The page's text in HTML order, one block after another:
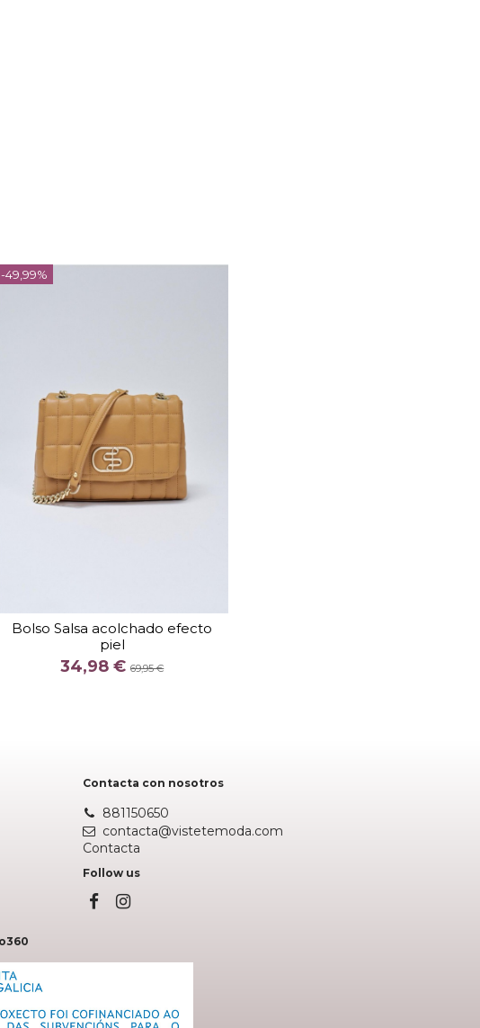
-49,99%
Bolso Salsa acolchado efecto
piel
34,98 €69,95 €
U
COLOR
CAMEL
Contacta con nosotros
881150650
contacta@vistetemoda.com
Contacta
Follow us